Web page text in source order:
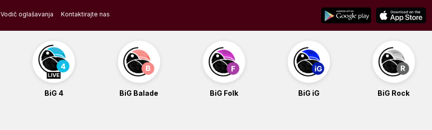
Vodič oglašavanja Kontaktirajte nas
BiG 4 BiG Balade BiG Folk BiG iG BiG Rock